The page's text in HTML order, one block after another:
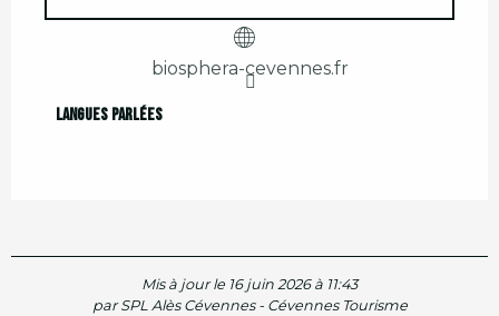
biosphera-cevennes.fr
Langues parlées
Langues parlées
Mis à jour le 16 juin 2026 à 11:43
par SPL Alès Cévennes - Cévennes Tourisme